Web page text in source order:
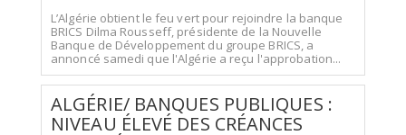
L’Algérie obtient le feu vert pour rejoindre la banque
BRICS Dilma Rousseff, présidente de la Nouvelle
Banque de Développement du groupe BRICS, a
annoncé samedi que l'Algérie a reçu l'approbation...
ALGÉRIE/ BANQUES PUBLIQUES :
NIVEAU ÉLEVÉ DES CRÉANCES